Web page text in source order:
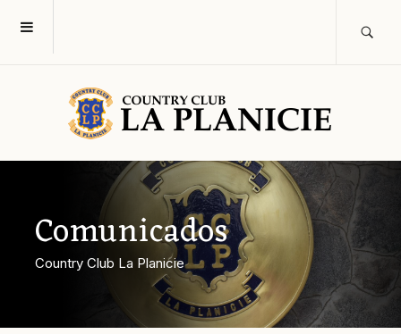
Comunicados
Country Club La Planicie